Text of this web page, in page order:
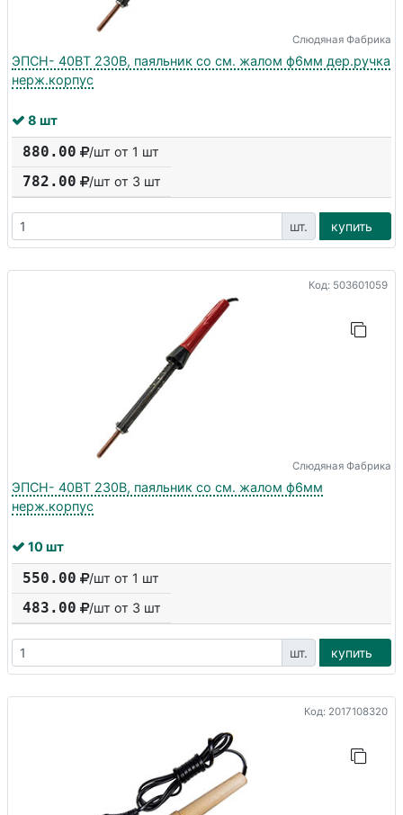
Слюдяная Фабрика
ЭПСН- 40ВТ 230В, паяльник со см. жалом ф6мм дер.ручка
нерж.корпус
8 шт
880.00 /шт от 1 шт
782.00 /шт от 3 шт
шт. купить
Код: 503601059
Слюдяная Фабрика
ЭПСН- 40ВТ 230В, паяльник со см. жалом ф6мм
нерж.корпус
10 шт
550.00 /шт от 1 шт
483.00 /шт от 3 шт
шт. купить
Код: 2017108320